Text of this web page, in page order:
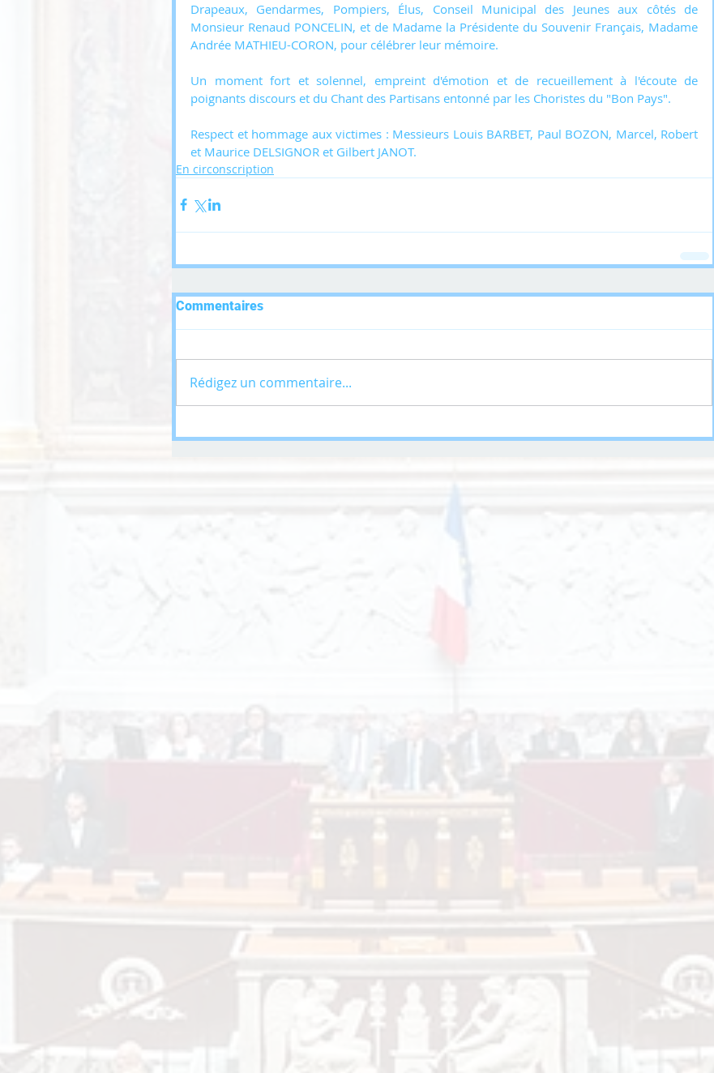
Drapeaux, Gendarmes, Pompiers, Élus, Conseil Municipal des Jeunes aux côtés de
Monsieur Renaud PONCELIN, et de Madame la Présidente du Souvenir Français, Madame
Andrée MATHIEU-CORON, pour célébrer leur mémoire.
Un moment fort et solennel, empreint d'émotion et de recueillement à l'écoute de
poignants discours et du Chant des Partisans entonné par les Choristes du "Bon Pays".
Respect et hommage aux victimes : Messieurs Louis BARBET, Paul BOZON, Marcel, Robert
et Maurice DELSIGNOR et Gilbert JANOT.
En circonscription
Commentaires
Rédigez un commentaire...